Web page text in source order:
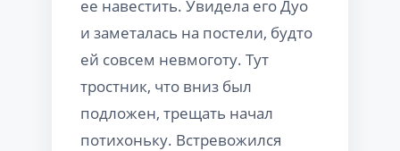
ее навестить. Увидела его Дуо
и заметалась на постели, будто
ей совсем невмоготу. Тут
тростник, что вниз был
подложен, трещать начал
потихоньку. Встревожился